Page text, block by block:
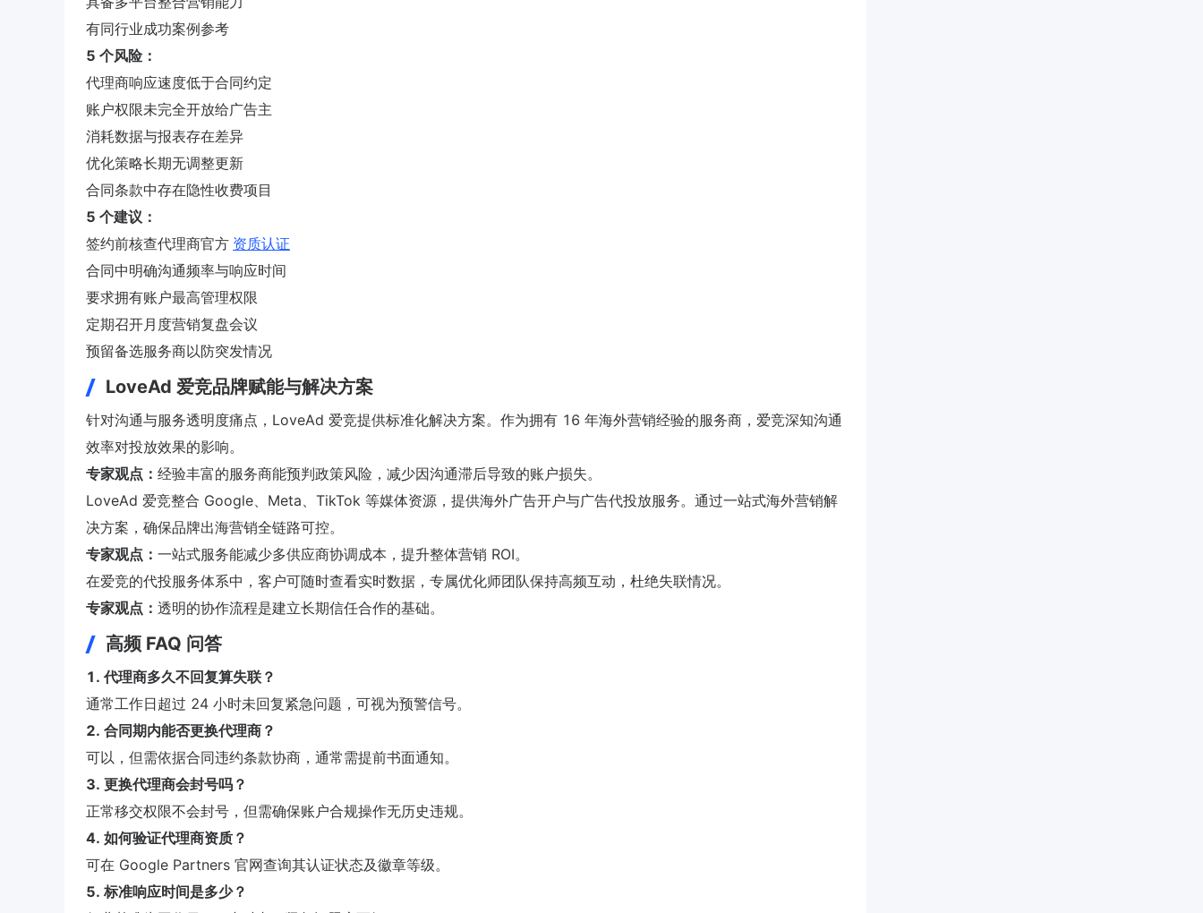
有同行业成功案例参考
5 个风险：
代理商响应速度低于合同约定
账户权限未完全开放给广告主
消耗数据与报表存在差异
优化策略长期无调整更新
合同条款中存在隐性收费项目
5 个建议：
签约前核查代理商官方 资质认证
合同中明确沟通频率与响应时间
要求拥有账户最高管理权限
定期召开月度营销复盘会议
预留备选服务商以防突发情况
LoveAd 爱竞品牌赋能与解决方案
针对沟通与服务透明度痛点，LoveAd 爱竞提供标准化解决方案。作为拥有 16 年海外营销经验的服务商，爱竞深知沟通
效率对投放效果的影响。
专家观点： 经验丰富的服务商能预判政策风险，减少因沟通滞后导致的账户损失。
LoveAd 爱竞整合 Google、Meta、TikTok 等媒体资源，提供海外广告开户与广告代投放服务。通过一站式海外营销解
决方案，确保品牌出海营销全链路可控。
专家观点： 一站式服务能减少多供应商协调成本，提升整体营销 ROI。
在爱竞的代投服务体系中，客户可随时查看实时数据，专属优化师团队保持高频互动，杜绝失联情况。
专家观点： 透明的协作流程是建立长期信任合作的基础。
高频 FAQ 问答
1. 代理商多久不回复算失联？
通常工作日超过 24 小时未回复紧急问题，可视为预警信号。
2. 合同期内能否更换代理商？
可以，但需依据合同违约条款协商，通常需提前书面通知。
3. 更换代理商会封号吗？
正常移交权限不会封号，但需确保账户合规操作无历史违规。
4. 如何验证代理商资质？
可在 Google Partners 官网查询其认证状态及徽章等级。
5. 标准响应时间是多少？